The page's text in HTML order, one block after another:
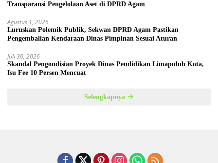
Transparansi Pengelolaan Aset di DPRD Agam
Agustus 1, 2026
Luruskan Polemik Publik, Sekwan DPRD Agam Pastikan
Pengembalian Kendaraan Dinas Pimpinan Sesuai Aturan
Juli 30, 2026
Skandal Pengondisian Proyek Dinas Pendidikan Limapuluh Kota,
Isu Fee 10 Persen Mencuat
Selengkapnya